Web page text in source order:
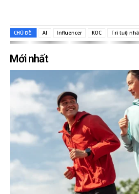
CHỦ ĐỀ: AI Influencer KOC Trí tuệ
Mới nhất